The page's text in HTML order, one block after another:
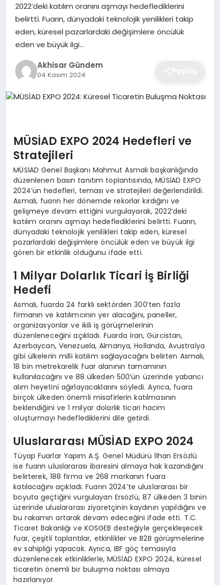
2022’deki katılım oranını aşmayı hedeflediklerini
belirtti. Fuarın, dünyadaki teknolojik yenilikleri takip
eden, küresel pazarlardaki değişimlere öncülük
eden ve büyük ilgi…
Akhisar Gündem
04 Kasım 2024
MÜSİAD EXPO 2024 Hedefleri ve
Stratejileri
MÜSİAD Genel Başkanı Mahmut Asmalı başkanlığında
düzenlenen basın tanıtım toplantısında, MÜSİAD EXPO
2024’ün hedefleri, teması ve stratejileri değerlendirildi.
Asmalı, fuarın her dönemde rekorlar kırdığını ve
gelişmeye devam ettiğini vurgulayarak, 2022’deki
katılım oranını aşmayı hedeflediklerini belirtti. Fuarın,
dünyadaki teknolojik yenilikleri takip eden, küresel
pazarlardaki değişimlere öncülük eden ve büyük ilgi
gören bir etkinlik olduğunu ifade etti.
1 Milyar Dolarlık Ticari İş Birliği
Hedefi
Asmalı, fuarda 24 farklı sektörden 300’ten fazla
firmanın ve katılımcının yer alacağını, paneller,
organizasyonlar ve ikili iş görüşmelerinin
düzenleneceğini açıkladı. Fuarda İran, Gürcistan,
Azerbaycan, Venezuela, Almanya, Hollanda, Avustralya
gibi ülkelerin milli katılım sağlayacağını belirten Asmalı,
18 bin metrekarelik fuar alanının tamamının
kullanılacağını ve 88 ülkeden 500’ün üzerinde yabancı
alım heyetini ağırlayacaklarını söyledi. Ayrıca, fuara
birçok ülkeden önemli misafirlerin katılmasının
beklendiğini ve 1 milyar dolarlık ticari hacim
oluşturmayı hedeflediklerini dile getirdi.
Uluslararası MÜSİAD EXPO 2024
Tüyap Fuarlar Yapım A.Ş. Genel Müdürü İlhan Ersözlü
ise fuarın uluslararası ibaresini almaya hak kazandığını
belirterek, 188 firma ve 268 markanın fuara
katılacağını açıkladı. Fuarın 2024’te uluslararası bir
boyuta geçtiğini vurgulayan Ersözlü, 87 ülkeden 3 binin
üzerinde uluslararası ziyaretçinin kaydının yapıldığını ve
bu rakamın artarak devam edeceğini ifade etti. T.C.
Ticaret Bakanlığı ve KOSGEB desteğiyle gerçekleşecek
fuar, çeşitli toplantılar, etkinlikler ve B2B görüşmelerine
ev sahipliği yapacak. Ayrıca, IBF göç temasıyla
düzenlenecek etkinliklerle, MÜSİAD EXPO 2024, küresel
ticaretin önemli bir buluşma noktası olmaya
hazırlanıyor.